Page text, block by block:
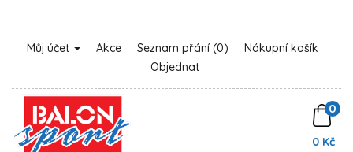
Můj účet Akce Seznam přání (0)
Nákupní košík
Objednat
0
0 Kč